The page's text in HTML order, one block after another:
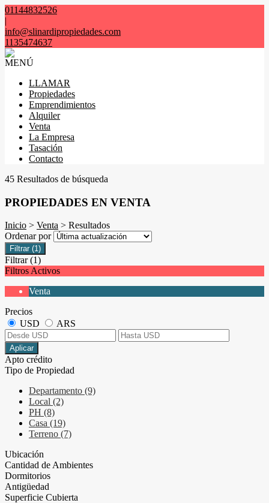
01144832526
|
info@slinardipropiedades.com
1135474637
MENÚ
LLAMAR
Propiedades
Emprendimientos
Alquiler
Venta
La Empresa
Tasación
Contacto
45 Resultados de búsqueda
PROPIEDADES EN VENTA
Inicio > Venta > Resultados
Ordenar por
Filtrar (1)
Filtrar (1)
Filtros Activos
Venta
Precios
USD
ARS
Aplicar
Apto crédito
Tipo de Propiedad
Departamento (9)
Local (2)
PH (8)
Casa (19)
Terreno (7)
Ubicación
Cantidad de Ambientes
Dormitorios
Antigüedad
Superficie Cubierta